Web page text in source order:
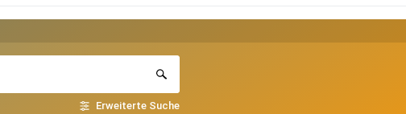
Erweiterte Suche